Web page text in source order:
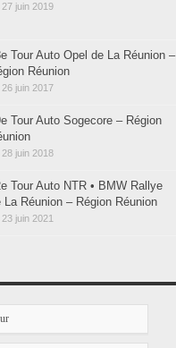
27 juin 2019
Tour Auto Opel de La Réunion –
Réunion
26 juin 2017
Tour Auto Sogecore – Région
28 juin 2018
Tour Auto NTR • BMW Rallye
La Réunion – Région Réunion
23 juin 2021